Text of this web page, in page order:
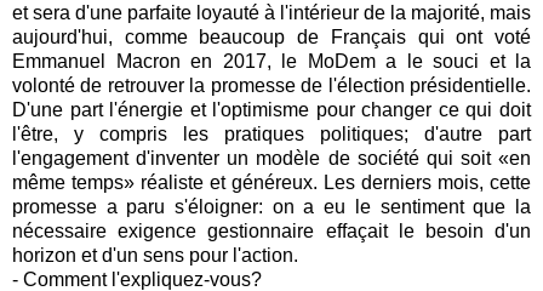
et sera d'une parfaite loyauté à l'intérieur de la majorité, mais
aujourd'hui, comme beaucoup de Français qui ont voté
Emmanuel Macron en 2017, le MoDem a le souci et la
volonté de retrouver la promesse de l'élection présidentielle.
D'une part l'énergie et l'optimisme pour changer ce qui doit
l'être, y compris les pratiques politiques; d'autre part
l'engagement d'inventer un modèle de société qui soit «en
même temps» réaliste et généreux. Les derniers mois, cette
promesse a paru s'éloigner: on a eu le sentiment que la
nécessaire exigence gestionnaire effaçait le besoin d'un
horizon et d'un sens pour l'action.
- Comment l'expliquez-vous?